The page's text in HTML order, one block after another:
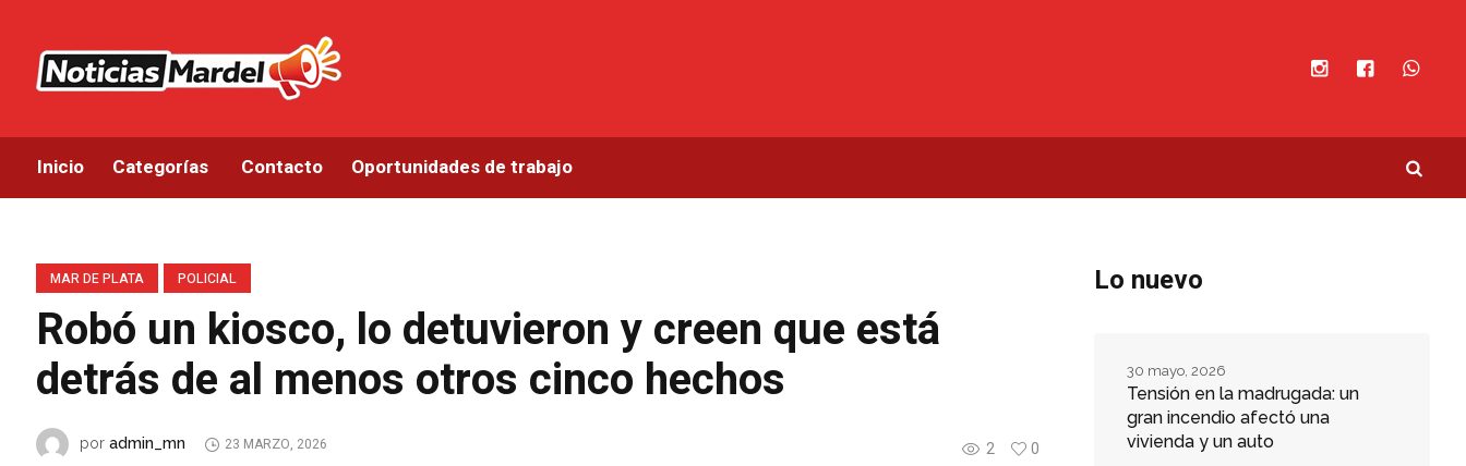
Inicio Categorías Contacto Oportunidades de trabajo
MAR DE PLATA POLICIAL
Robó un kiosco, lo detuvieron y creen que está
detrás de al menos otros cinco hechos
2 0
poradmin_mn 23 MARZO, 2026
Lo nuevo
Tensión en la madrugada: un
gran incendio afectó una
vivienda y un auto
30 mayo, 2026